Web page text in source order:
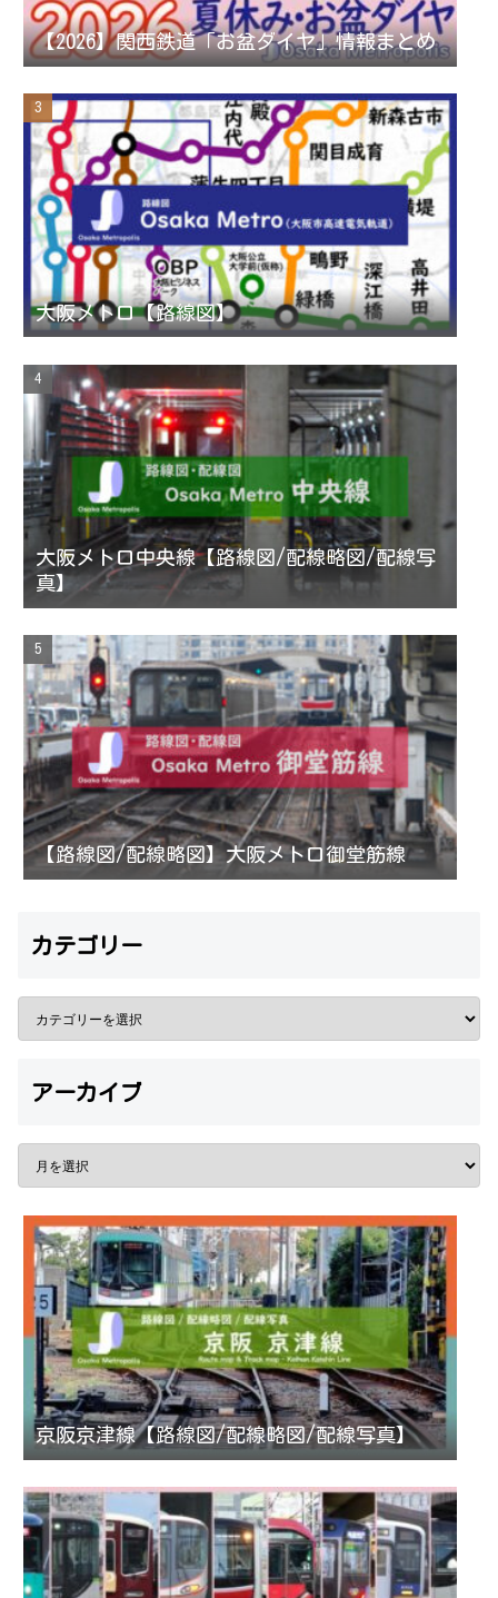
n
n
e
【2026】関西鉄道「お盆ダイヤ」情報まとめ
大阪メトロ【路線図】
大阪メトロ中央線【路線図/配線略図/配線写
真】
【路線図/配線略図】大阪メトロ御堂筋線
カテゴリー
アーカイブ
京阪京津線【路線図/配線略図/配線写真】